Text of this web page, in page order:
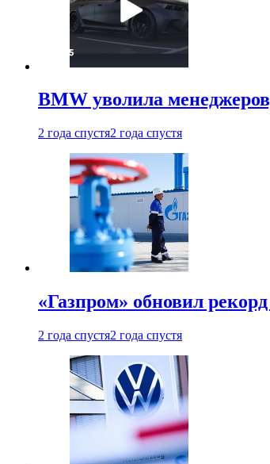
BMW уволила
2 года спустя2 года спустя
«Газпром» обновил
2 года спустя2 года спустя